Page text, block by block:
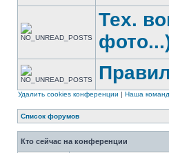
Тех.
Удалить cookies конференции | Наша
Список форумов
Кто сейчас на конференции